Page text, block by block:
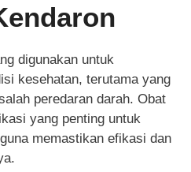
digunakan untuk
kesehatan, terutama yang
peredaran darah. Obat
yang penting untuk
memastikan efikasi dan